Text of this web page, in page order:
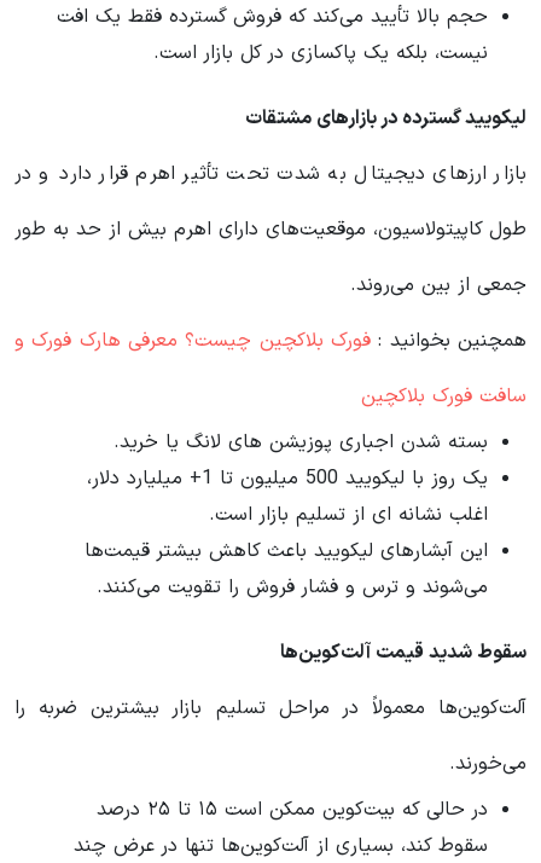
حجم بالا تأیید می‌کند که فروش گسترده فقط یک افت
نیست، بلکه یک پاکسازی در کل بازار است.
لیکویید گسترده در بازارهای مشتقات
بازار ارزهای دیجیتال به شدت تحت تأثیر اهرم قرار دارد و در
طول کاپیتولاسیون، موقعیت‌های دارای اهرم بیش از حد به طور
جمعی از بین می‌روند.
همچنین بخوانید : فورک بلاکچین چیست؟ معرفی هارک فورک و
سافت فورک بلاکچین
بسته شدن اجباری پوزیشن های لانگ یا خرید.
یک روز با لیکویید 500 میلیون تا 1+ میلیارد دلار،
اغلب نشانه ای از تسلیم بازار است.
این آبشارهای لیکویید باعث کاهش بیشتر قیمت‌ها
می‌شوند و ترس و فشار فروش را تقویت می‌کنند.
سقوط شدید قیمت آلت‌کوین‌ها
آلت‌کوین‌ها معمولاً در مراحل تسلیم بازار بیشترین ضربه را
می‌خورند.
در حالی که بیت‌کوین ممکن است ۱۵ تا ۲۵ درصد
سقوط کند، بسیاری از آلت‌کوین‌ها تنها در عرض چند